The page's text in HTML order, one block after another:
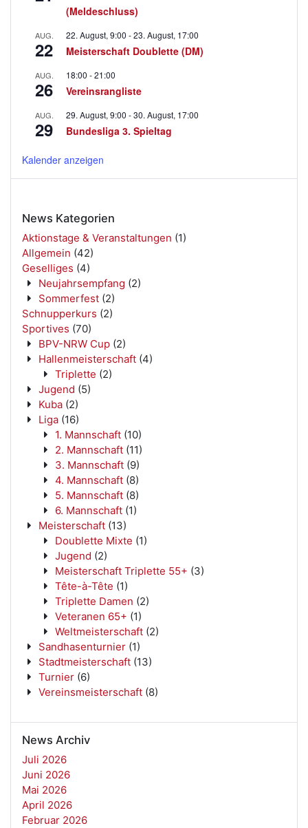
(Meldeschluss)
AUG.
22
22. August, 9:00 -23. August, 17:00
Meisterschaft Doublette (DM)
AUG.
26
18:00 -21:00
Vereinsrangliste
AUG.
29
29. August, 9:00 -30. August, 17:00
Bundesliga 3. Spieltag
Kalender anzeigen
News Kategorien
Aktionstage & Veranstaltungen (1)
Allgemein (42)
Geselliges (4)
Neujahrsempfang (2)
Sommerfest (2)
Schnupperkurs (2)
Sportives (70)
BPV-NRW Cup (2)
Hallenmeisterschaft (4)
Triplette (2)
Jugend (5)
Kuba (2)
Liga (16)
1. Mannschaft (10)
2. Mannschaft (11)
3. Mannschaft (9)
4. Mannschaft (8)
5. Mannschaft (8)
6. Mannschaft (1)
Meisterschaft (13)
Doublette Mixte (1)
Jugend (2)
Meisterschaft Triplette 55+ (3)
Tête-à-Tête (1)
Triplette Damen (2)
Veteranen 65+ (1)
Weltmeisterschaft (2)
Sandhasenturnier (1)
Stadtmeisterschaft (13)
Turnier (6)
Vereinsmeisterschaft (8)
News Archiv
Juli 2026
Juni 2026
Mai 2026
April 2026
Februar 2026